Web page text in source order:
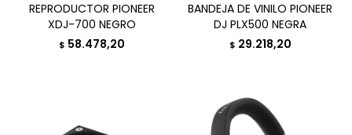
REPRODUCTOR PIONEER
XDJ-700 NEGRO
$ 58.478,20
BANDEJA DE VINILO PIONEER
DJ PLX500 NEGRA
$ 29.218,20